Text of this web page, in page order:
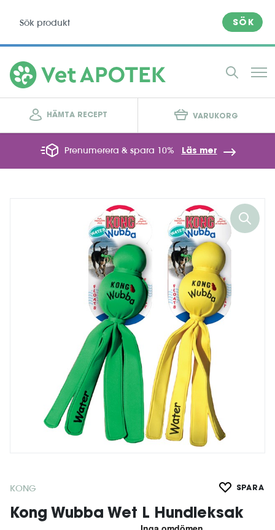
SÖK
HÄMTA RECEPT VARUKORG
Prenumerera & spara 10% Läs mer
KONG SPARA
Kong Wubba Wet L Hundleksak